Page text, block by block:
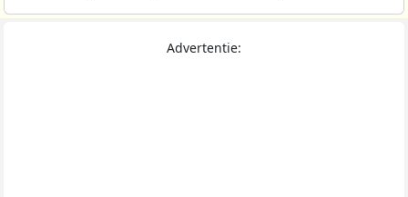
Advertentie: